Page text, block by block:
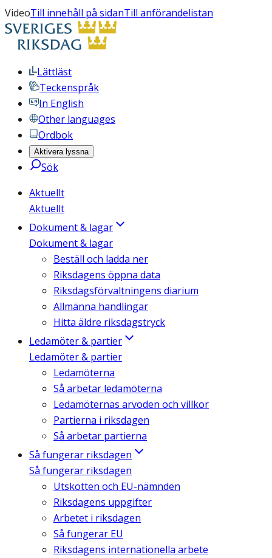
VideoTill innehåll på sidanTill anförandelistan
Lättläst
Teckenspråk
In English
Other languages
Ordbok
Aktivera lyssna
Sök
Aktuellt
Aktuellt
Dokument & lagar
Dokument & lagar
Beställ och ladda ner
Riksdagens öppna data
Riksdagsförvaltningens diarium
Allmänna handlingar
Hitta äldre riksdagstryck
Ledamöter & partier
Ledamöter & partier
Ledamöterna
Så arbetar ledamöterna
Ledamöternas arvoden och villkor
Partierna i riksdagen
Så arbetar partierna
Så fungerar riksdagen
Så fungerar riksdagen
Utskotten och EU-nämnden
Riksdagens uppgifter
Arbetet i riksdagen
Så fungerar EU
Riksdagens internationella arbete